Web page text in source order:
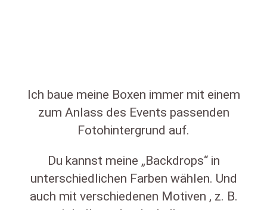
Ich baue meine Boxen immer mit einem
zum Anlass des Events passenden
Fotohintergrund auf.
Du kannst meine „Backdrops“ in
unterschiedlichen Farben wählen. Und
auch mit verschiedenen Motiven , z. B.